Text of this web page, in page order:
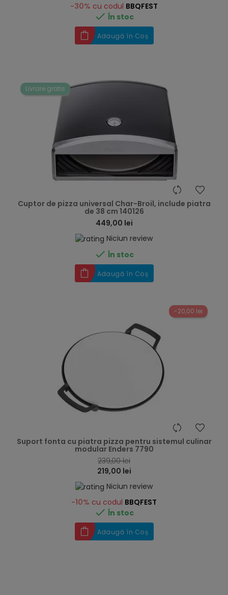
-30% cu codul BBQFEST
 În stoc
Adaugă în Coș
Livrare gratis
Cuptor de pizza universal Char-Broil, include piatra
de 38 cm 140126
449,00 lei
Niciun review
 În stoc
Adaugă în Coș
-20,00 lei
Suport fonta cu piatra pizza pentru sistemul culinar
modular Enders 7790
239,00 lei
219,00 lei
Niciun review
-10% cu codul BBQFEST
 În stoc
Adaugă în Coș